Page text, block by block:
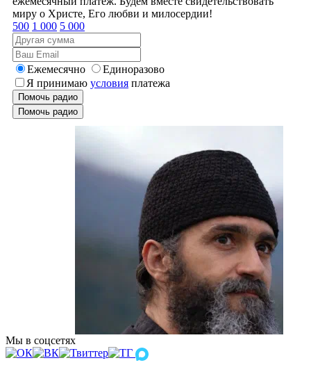
миру о Христе, Его любви и милосердии!
500 1 000 5 000
Ежемесячно
Единоразово
Я принимаю условия платежа
Помочь радио
Помочь радио
Мы в соцсетях